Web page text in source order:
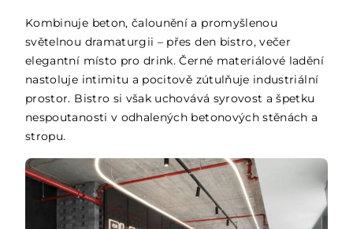
Kombinuje beton, čalounění a promyšlenou
světelnou dramaturgii – přes den bistro, večer
elegantní místo pro drink. Černé materiálové ladění
nastoluje intimitu a pocitově zútulňuje industriální
prostor. Bistro si však uchovává syrovost a špetku
nespoutanosti v odhalených betonových stěnách a
stropu.